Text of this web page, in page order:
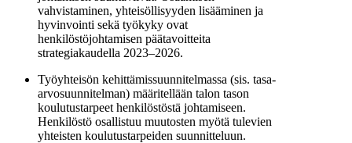
vahvistaminen, yhteisöllisyyden lisääminen ja
hyvinvointi sekä työkyky ovat
henkilöstöjohtamisen päätavoitteita
strategiakaudella 2023–2026.
Työyhteisön kehittämissuunnitelmassa (sis. tasa-
arvosuunnitelman) määritellään talon tason
koulutustarpeet henkilöstöstä johtamiseen.
Henkilöstö osallistuu muutosten myötä tulevien
yhteisten koulutustarpeiden suunnitteluun.